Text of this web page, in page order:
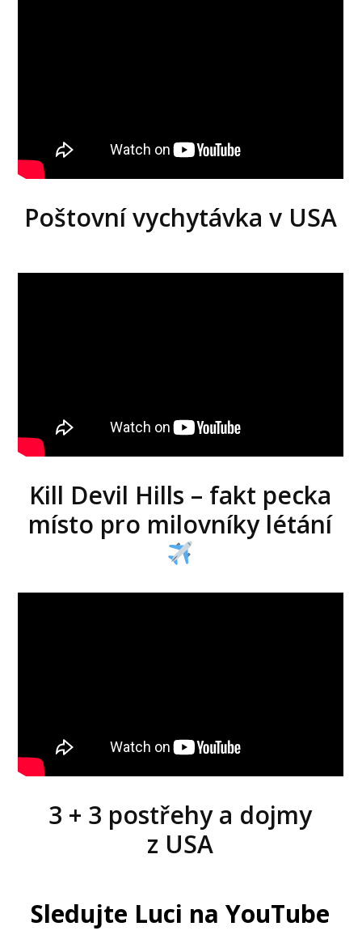
Poštovní vychytávka v USA
Kill Devil Hills – fakt pecka
místo pro milovníky létání
3 + 3 postřehy a dojmy
z USA
Sledujte Luci na YouTube